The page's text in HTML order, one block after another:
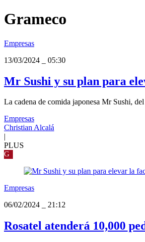
Grameco
Empresas
13/03/2024
05:30
Mr Sushi y su plan para
La cadena de comida japonesa Mr Sushi,
Empresas
Christian Alcalá
PLUS
G
Empresas
06/02/2024
21:12
Rosatel atenderá 10,000